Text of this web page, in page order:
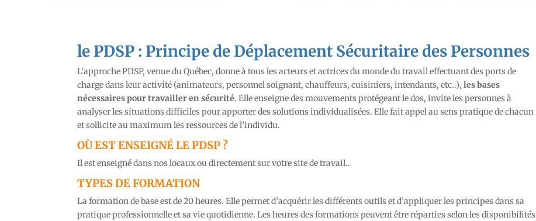
le PDSP : Principe de Déplacement Sécuritaire des Personnes
L’approche PDSP, venue du Québec, donne à tous les acteurs et actrices du monde du travail effectuant des ports de
charge dans leur activité (animateurs, personnel soignant, chauffeurs, cuisiniers, intendants, etc..), les bases
nécessaires pour travailler en sécurité. Elle enseigne des mouvements protégeant le dos, invite les personnes à
analyser les situations difficiles pour apporter des solutions individualisées. Elle fait appel au sens pratique de chacun
et sollicite au maximum les ressources de l’individu.
OÙ EST ENSEIGNÉ LE PDSP ?
Il est enseigné dans nos locaux ou directement sur votre site de travail..
TYPES DE FORMATION
La formation de base est de 20 heures. Elle permet d’acquérir les différents outils et d’appliquer les principes dans sa
pratique professionnelle et sa vie quotidienne. Les heures des formations peuvent être réparties selon les disponibilités